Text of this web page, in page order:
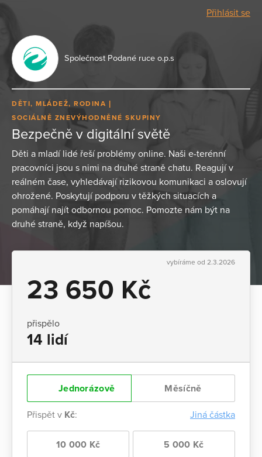
Přihlásit se
Společnost Podané ruce o.p.s
DĚTI, MLÁDEŽ, RODINA
SOCIÁLNĚ ZNEVÝHODNĚNÉ SKUPINY
Bezpečně v digitální světě
Děti a mladí lidé řeší problémy online. Naši e-terénní
pracovníci jsou s nimi na druhé straně chatu. Reagují v
reálném čase, vyhledávají rizikovou komunikaci a oslovují
ohrožené. Poskytují podporu v těžkých situacích a
pomáhají najít odbornou pomoc. Pomozte nám být na
druhé straně, když napíšou.
vybíráme od 2.3.2026
23 650 Kč
přispělo
14 lidí
Jednorázově Měsíčně
Přispět v Kč: Jiná částka
10 000 Kč 5 000 Kč